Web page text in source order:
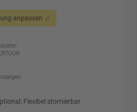
anpassen
Flexibel stornierbar